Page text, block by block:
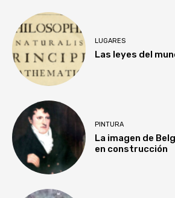
LUGARES
Las leyes del
PINTURA
La imagen de
en construcción